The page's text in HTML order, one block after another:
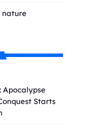
nature
Apocalypse
Starts